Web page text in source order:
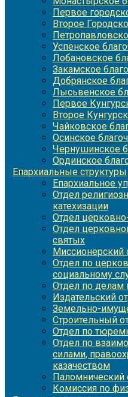
Первое
Второе
Успенское
Лобановское
Закамское
Добрянское
Лысьвенское
Первое
Второе
Чайковское
Осинское
Чернушинское
Ординское
Епархиальные структуры
Епархиальное
Отдел
катехизации
Отдел
Отдел
святых
Миссионерский
Отдел по
социальному
Отдел по
Издательский
Земельно-
Строительный
Отдел по
Отдел по
силами,
казачеством
Паломнический
Комиссия по